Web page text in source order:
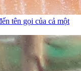
tên gọi của cả một